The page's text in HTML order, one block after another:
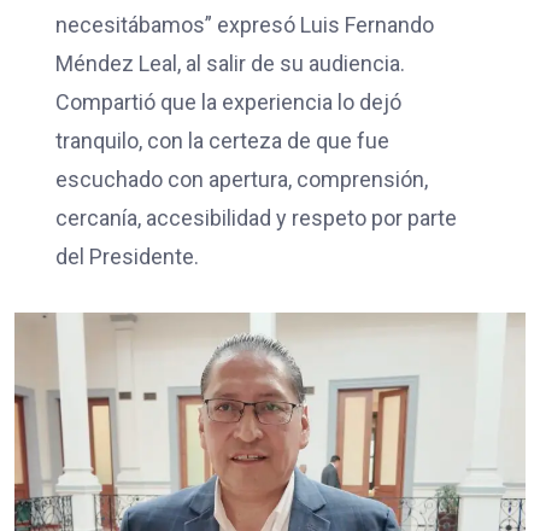
necesitábamos” expresó Luis Fernando
Méndez Leal, al salir de su audiencia.
Compartió que la experiencia lo dejó
tranquilo, con la certeza de que fue
escuchado con apertura, comprensión,
cercanía, accesibilidad y respeto por parte
del Presidente.